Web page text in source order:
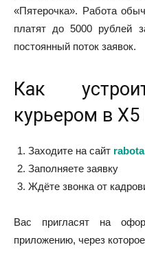
«Пятерочка». Работа
платят до 5000 рублей
постоянный поток заявок.
Как
курьером в Х5
Заходите на сайт
Заполняете заявку
Ждёте звонка от
Вас пригласят на
приложению, через